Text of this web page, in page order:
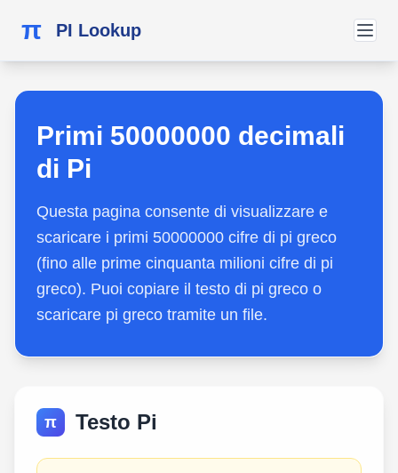
π PI Lookup
Primi 50000000 decimali
di Pi
Questa pagina consente di visualizzare e
scaricare i primi 50000000 cifre di pi greco
(fino alle prime cinquanta milioni cifre di pi
greco). Puoi copiare il testo di pi greco o
scaricare pi greco tramite un file.
π Testo Pi